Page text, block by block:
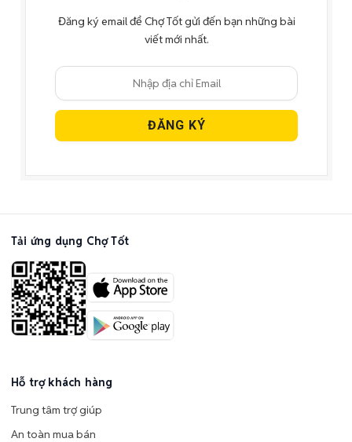
Đăng ký email để Chợ Tốt gửi đến bạn những bài
viết mới nhất.
Tải ứng dụng Chợ Tốt
Hỗ trợ khách hàng
Trung tâm trợ giúp
An toàn mua bán